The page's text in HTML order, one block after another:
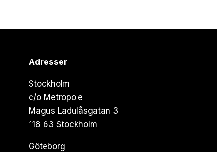
Adresser
Stockholm
c/o Metropole
Magus Ladulåsgatan 3
118 63 Stockholm
Göteborg